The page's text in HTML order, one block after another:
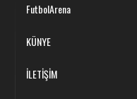
FutbolArena
KÜNYE
İLETİŞİM